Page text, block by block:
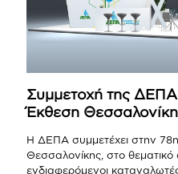
Συμμετοχή της
Έκθεση
Η ΔΕΠΑ συμμετέχει στην
Θεσσαλονίκης, στο
ενδιαφερόμενοι